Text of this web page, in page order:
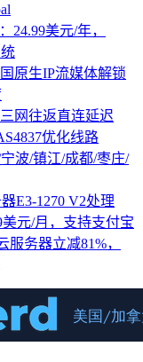
24.99美元/年，
原生IP流媒体解锁
网往返直连延迟
优化线路
波/镇江/成都/枣庄/
E3-1270 V2处理
元/月，支持支付宝
务器立减81%，